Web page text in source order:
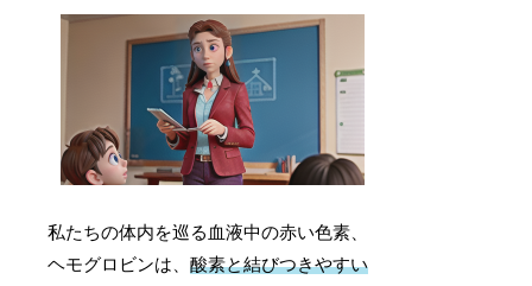
私たちの体内を巡る血液中の赤い色素、
ヘモグロビンは、酸素と結びつきやすい